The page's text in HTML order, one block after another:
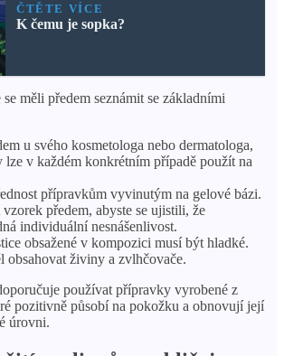
ČTĚTE VÍCE
K čemu je sopka?
měli předem seznámit se základními
u svého kosmetologa nebo dermatologa,
lze v každém konkrétním případě použít na
přípravkům vyvinutým na gelové bázi.
předem, abyste se ujistili, že
individuální nesnášenlivost.
obsažené v kompozici musí být hladké.
obsahovat živiny a zvlhčovače.
používat přípravky vyrobené z
pozitivně působí na pokožku a obnovují její
úrovni.